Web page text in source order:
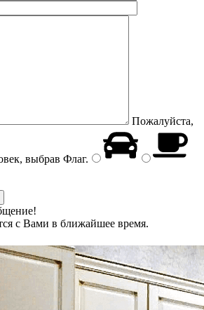
Пожалуйста,
выбрав Флаг.
с Вами в ближайшее время.